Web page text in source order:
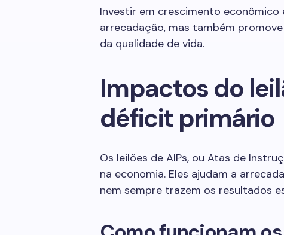
Investir em crescimento econômico
arrecadação, mas também
da qualidade de vida.
Impactos do
déficit primário
Os leilões de AIPs, ou Atas de
na economia. Eles ajudam a
nem sempre trazem os resultados